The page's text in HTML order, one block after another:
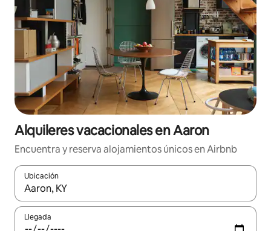
Alquileres vacacionales en Aaron
Encuentra y reserva alojamientos únicos en Airbnb
Ubicación
Cuando los resultados estén disponibles, navega con las
Llegada